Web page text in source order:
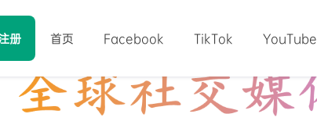
册 首页 Facebook TikTok YouTube